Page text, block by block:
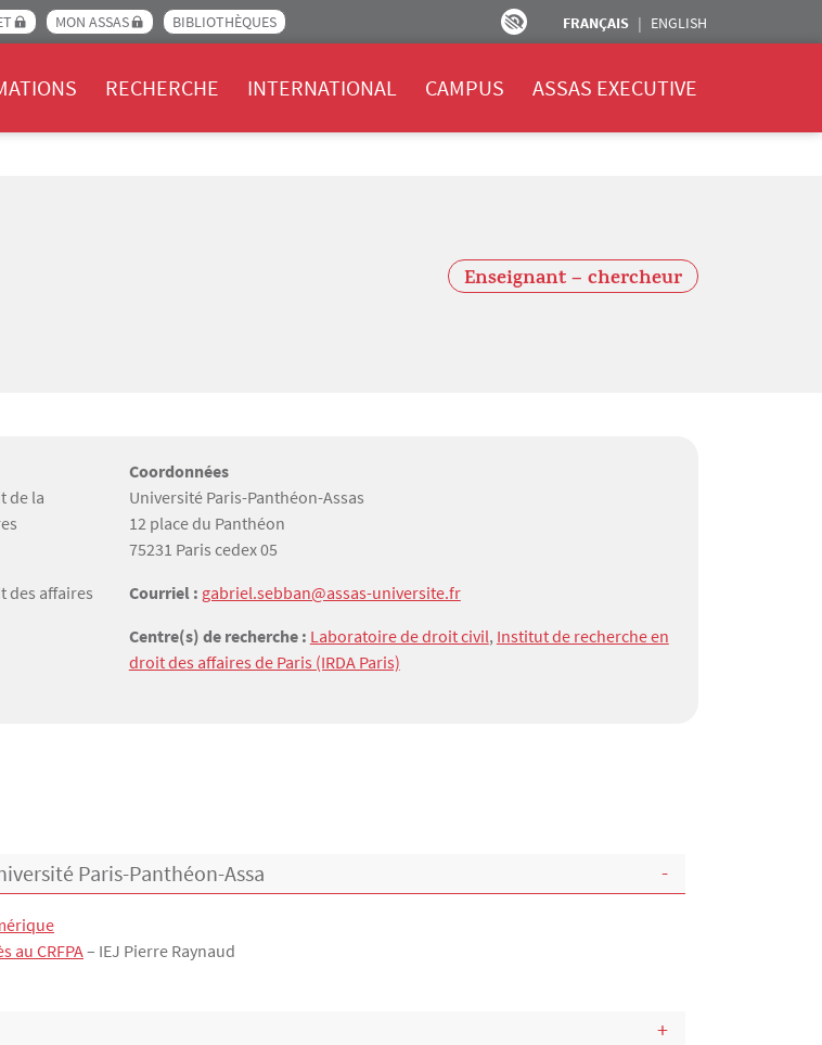
MON ASSAS BIBLIOTHÈQUES FRANÇAIS ENGLISH
RECHERCHE INTERNATIONAL CAMPUS ASSAS EXECUTIVE
Enseignant – chercheur
de la
des affaires
Coordonnées
Université Paris-Panthéon-Assas
12 place du Panthéon
75231 Paris cedex 05
Courriel : gabriel.sebban@assas-universite.fr
Centre(s) de recherche : Laboratoire de droit civil, Institut de recherche en
droit des affaires de Paris (IRDA Paris)
Paris-Panthéon-Assa
au CRFPA– IEJ Pierre Raynaud